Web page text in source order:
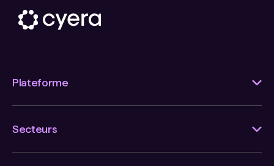
Plateforme
Secteurs